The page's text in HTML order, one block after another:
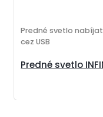
Predné svetlo
Predné svetlo
cez USB